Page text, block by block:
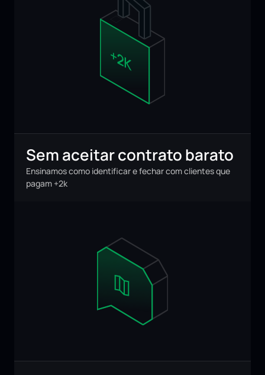
Sem aceitar contrato barato
Ensinamos como identificar e fechar com clientes que
pagam +2k